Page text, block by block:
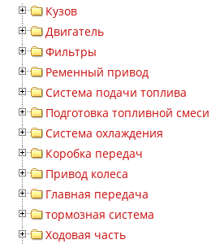
Кузов
Двигатель
Фильтры
Ременный привод
Система подачи топлива
Подготовка топливной смеси
Система охлаждения
Коробка передач
Привод колеса
Главная передача
тормозная система
Ходовая часть